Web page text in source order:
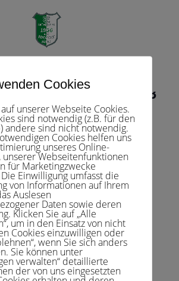
bereits stattgefunden.
2 – TC RW Hangelar 3
hinzufügen
Cookies
unserer Webseite Cookies.
sind notwendig (z.B. für den
andere sind nicht notwendig.
Cookies helfen uns
unseres Online-
unserer Webseitenfunktionen
für Marketingzwecke
Einwilligung umfasst die
von Informationen auf Ihrem
Auslesen
Daten sowie deren
Klicken Sie auf „Alle
um in den Einsatz von nicht
Cookies einzuwilligen oder
wenn Sie sich anders
Sie können unter
verwalten“ detaillierte
der von uns eingesetzten